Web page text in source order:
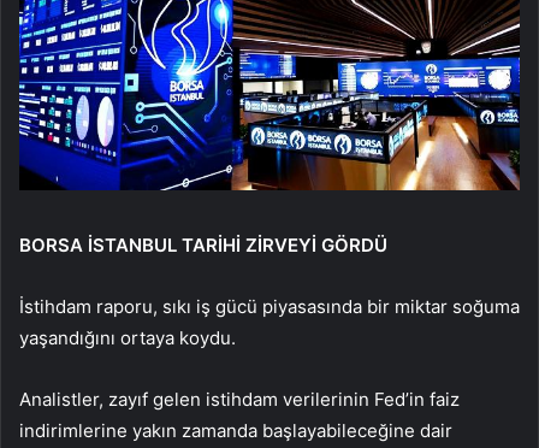
BORSA İSTANBUL TARİHİ ZİRVEYİ GÖRDÜ
İstihdam raporu, sıkı iş gücü piyasasında bir miktar soğuma
yaşandığını ortaya koydu.
Analistler, zayıf gelen istihdam verilerinin Fed’in faiz
indirimlerine yakın zamanda başlayabileceğine dair